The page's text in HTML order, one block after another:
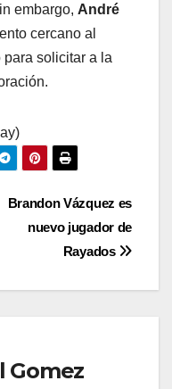
embargo, André
cercano al
para solicitar a la
Brandon Vázquez es
nuevo jugador de
Rayados
Gomez